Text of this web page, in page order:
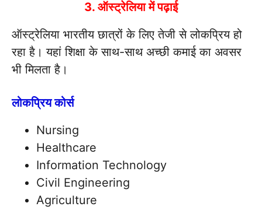
3. ऑस्ट्रेलिया में पढ़ाई
ऑस्ट्रेलिया भारतीय छात्रों के लिए तेजी से लोकप्रिय हो
रहा है। यहां शिक्षा के साथ-साथ अच्छी कमाई का अवसर
भी मिलता है।
लोकप्रिय कोर्स
Nursing
Healthcare
Information Technology
Civil Engineering
Agriculture